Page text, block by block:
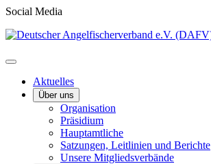
Social Media
Aktuelles
Über uns
Organisation
Präsidium
Hauptamtliche
Satzungen, Leitlinien und Berichte
Unsere Mitgliedsverbände